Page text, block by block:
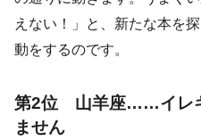
えない！」と、新たな本を
動をするのです。
第2位 山羊座……イレ
ません